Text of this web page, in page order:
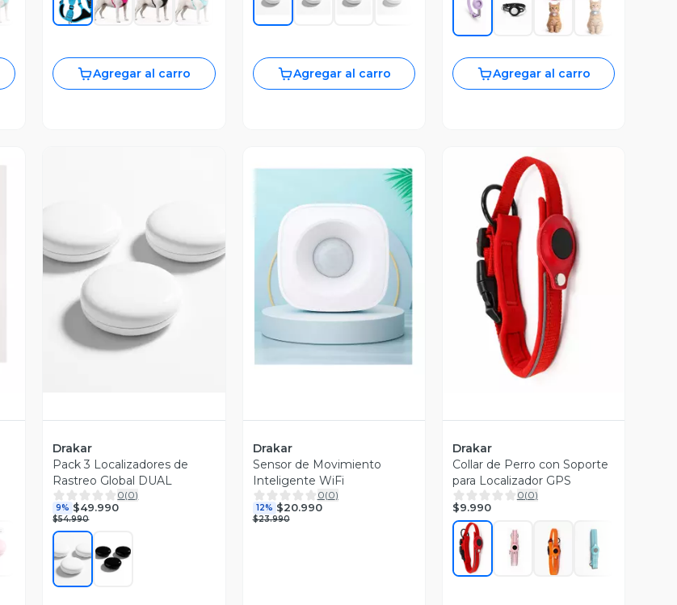
Agregar al carro Agregar al carro Agregar al carro
Drakar
Pack 3 Localizadores de
Rastreo Global DUAL
0(0)
9% $49.990
$54.990
Vista Previa
Drakar
Sensor de Movimiento
Inteligente WiFi
0(0)
12% $20.990
$23.990
Vista Previa
Drakar
Collar de Perro con Soporte
para Localizador GPS
0(0)
$9.990